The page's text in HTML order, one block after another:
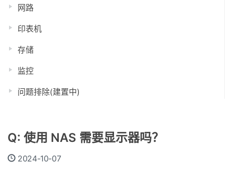
网路
印表机
存储
监控
问题排除(建置中)
Q: 使用 NAS 需要显示器吗？
2024-10-07